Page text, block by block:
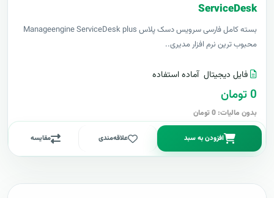
ServiceDesk
محبوب ترین نرم افزار مدیری..
فایل دیجیتال آماده استفاده
0 تومان
بدون مالیات: 0 تومان
افزودن به سبد علاقه‌مندی مقایسه